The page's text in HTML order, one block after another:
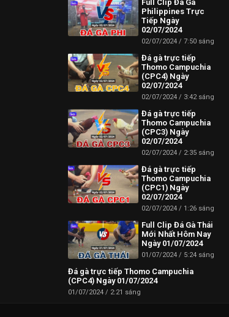
Full Clip Đá Gà
Philippines Trực
Tiếp Ngày
02/07/2024
02/07/2024 7:50 sáng
Đá gà trực tiếp
Thomo Campuchia
(CPC4) Ngày
02/07/2024
02/07/2024 3:42 sáng
Đá gà trực tiếp
Thomo Campuchia
(CPC3) Ngày
02/07/2024
02/07/2024 2:35 sáng
Đá gà trực tiếp
Thomo Campuchia
(CPC1) Ngày
02/07/2024
02/07/2024 1:26 sáng
Full Clip Đá Gà Thái
Mới Nhất Hôm Nay
Ngày 01/07/2024
01/07/2024 5:24 sáng
Đá gà trực tiếp Thomo Campuchia
(CPC4) Ngày 01/07/2024
01/07/2024 2:21 sáng